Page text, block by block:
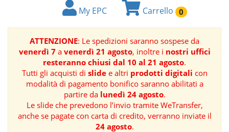
BOOK
RIVISTE
MANUALISTICA
SOFTWARE
My EPC Carrello 0
ATTENZIONE: Le spedizioni saranno sospese da
venerdì 7a venerdì 21 agosto, inoltre i nostri uffici
resteranno chiusi dal 10 al 21 agosto.
Tutti gli acquisti di slidee altri prodotti digitali con
modalità di pagamento bonifico saranno abilitati a
partire da lunedì 24 agosto.
Le slide che prevedono l’invio tramite WeTransfer,
anche se pagate con carta di credito, verranno inviate il
24 agosto.